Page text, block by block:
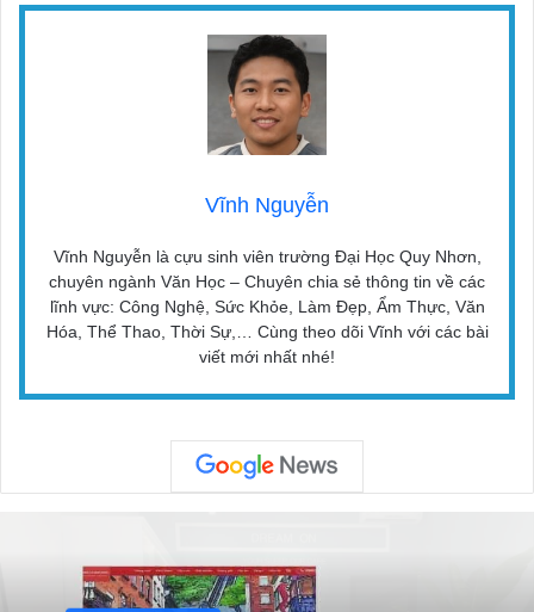
Vĩnh Nguyễn
Vĩnh Nguyễn là cựu sinh viên trường Đại Học Quy Nhơn,
chuyên ngành Văn Học – Chuyên chia sẻ thông tin về các
lĩnh vực: Công Nghệ, Sức Khỏe, Làm Đẹp, Ẩm Thực, Văn
Hóa, Thể Thao, Thời Sự,… Cùng theo dõi Vĩnh với các bài
viết mới nhất nhé!